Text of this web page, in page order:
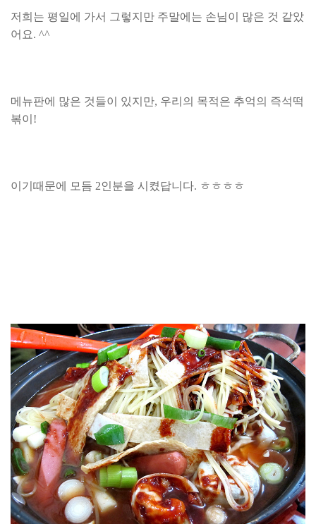
저희는 평일에 가서 그렇지만 주말에는 손님이 많은 것 같았
어요. ^^
메뉴판에 많은 것들이 있지만, 우리의 목적은 추억의 즉석떡
볶이!
이기때문에 모듬 2인분을 시켰답니다. ㅎㅎㅎㅎ